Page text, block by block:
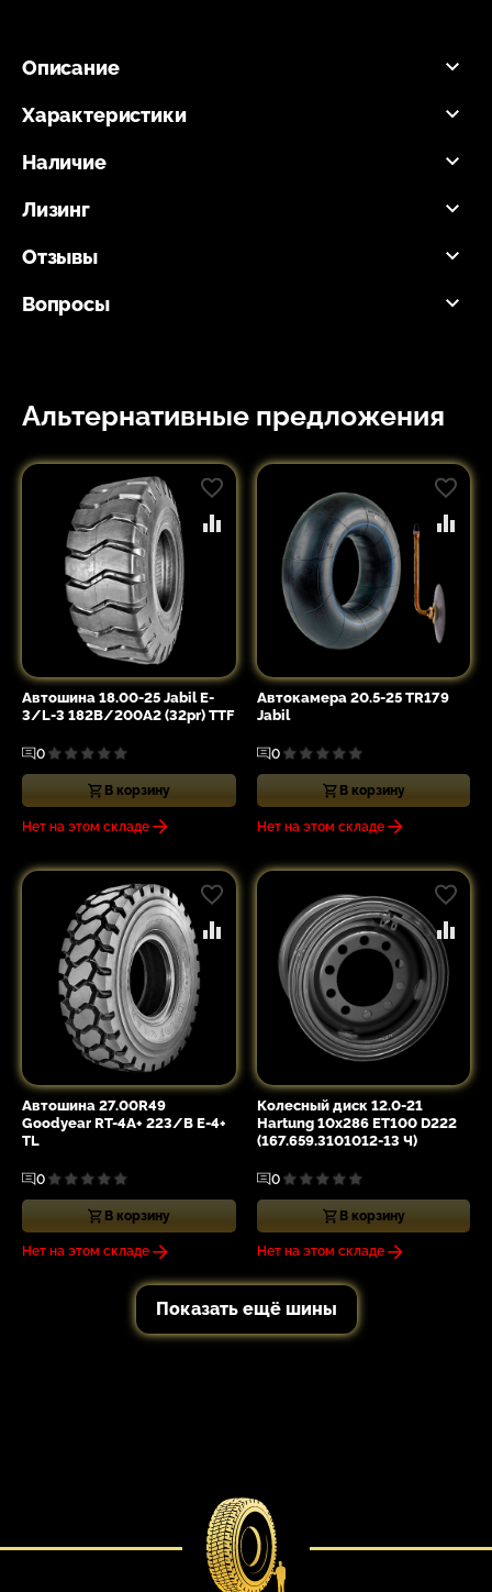
Описание
Характеристики
Наличие
Лизинг
Отзывы
Вопросы
Альтернативные предложения
Автошина 18.00-25 Jabil E-
3/L-3 182B/200A2 (32pr) TTF
0
В корзину
Нет на этом складе
Автокамера 20.5-25 TR179
Jabil
0
В корзину
Нет на этом складе
Автошина 27.00R49
Goodyear RT-4A+ 223/B E-4+
TL
0
В корзину
Нет на этом складе
Колесный диск 12.0-21
Hartung 10x286 ET100 D222
(167.659.3101012-13 Ч)
0
В корзину
Нет на этом складе
Показать ещё шины